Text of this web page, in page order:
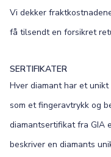
Vi dekker
få tilsendt en forsikret
SERTIFIKATER
Hver diamant har et
som et fingeravtrykk og
diamantsertifikat fra GIA
beskriver en diamants